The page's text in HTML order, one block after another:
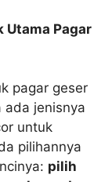
Utama Pagar
pagar geser
ada jenisnya
untuk
pilihannya
pilih